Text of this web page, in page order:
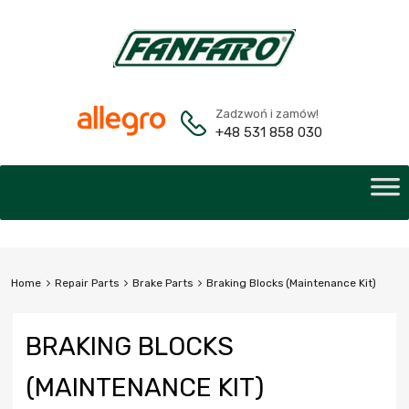
Zadzwoń i zamów!
+48 531 858 030
Home Repair Parts Brake Parts Braking Blocks (Maintenance Kit)
BRAKING BLOCKS
(MAINTENANCE KIT)